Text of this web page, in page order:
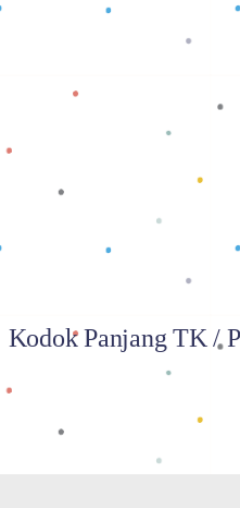
Kodok Panjang TK /